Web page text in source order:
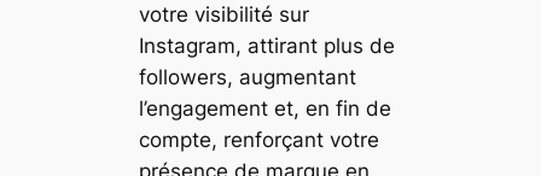
votre visibilité sur
Instagram, attirant plus de
followers, augmentant
l’engagement et, en fin de
compte, renforçant votre
présence de marque en